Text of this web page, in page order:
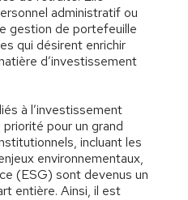
administratif ou
gestion de portefeuille
qui désirent enrichir
d’investissement
à l’investissement
pour un grand
incluant les
environnementaux,
(ESG) sont devenus un
entière. Ainsi, il est